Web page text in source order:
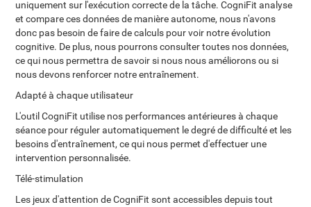
uniquement sur l'exécution correcte de la tâche. CogniFit analyse
et compare ces données de manière autonome, nous n'avons
donc pas besoin de faire de calculs pour voir notre évolution
cognitive. De plus, nous pourrons consulter toutes nos données,
ce qui nous permettra de savoir si nous nous améliorons ou si
nous devons renforcer notre entraînement.
Adapté à chaque utilisateur
L'outil CogniFit utilise nos performances antérieures à chaque
séance pour réguler automatiquement le degré de difficulté et les
besoins d'entraînement, ce qui nous permet d'effectuer une
intervention personnalisée.
Télé-stimulation
Les jeux d'attention de CogniFit sont accessibles depuis tout